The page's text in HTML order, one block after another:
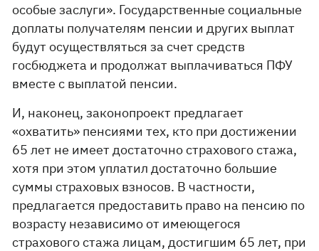
особые заслуги». Государственные социальные
доплаты получателям пенсии и других выплат
будут осуществляться за счет средств
госбюджета и продолжат выплачиваться ПФУ
вместе с выплатой пенсии.
И, наконец, законопроект предлагает
«охватить» пенсиями тех, кто при достижении
65 лет не имеет достаточно страхового стажа,
хотя при этом уплатил достаточно большие
суммы страховых взносов. В частности,
предлагается предоставить право на пенсию по
возрасту независимо от имеющегося
страхового стажа лицам, достигшим 65 лет, при